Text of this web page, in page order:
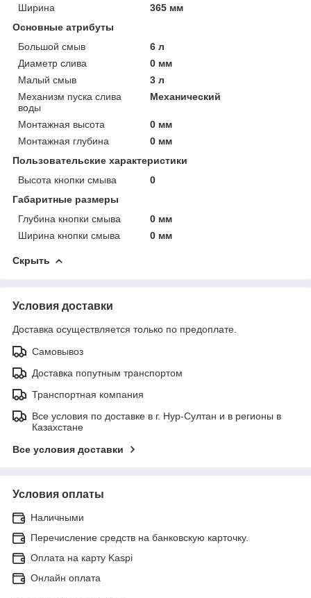
Ширина
365 мм
Основные атрибуты
Большой смыв
6 л
Диаметр слива
0 мм
Малый смыв
3 л
Механизм пуска слива
воды
Механический
Монтажная высота
0 мм
Монтажная глубина
0 мм
Пользовательские характеристики
Высота кнопки смыва
0
Габаритные размеры
Глубина кнопки смыва
0 мм
Ширина кнопки смыва
0 мм
Скрыть
Условия доставки
Доставка осуществляется только по предоплате.
Самовывоз
Доставка попутным транспортом
Транспортная компания
Все условия по доставке в г. Нур-Султан и в регионы в
Казахстане
Все условия доставки
Условия оплаты
Наличными
Перечисление средств на банковскую карточку.
Оплата на карту Kaspi
Онлайн оплата